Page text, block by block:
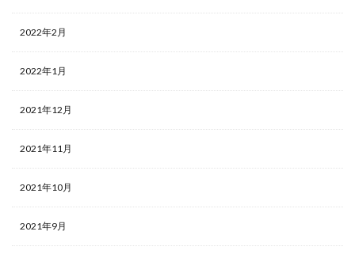
2022年2月
2022年1月
2021年12月
2021年11月
2021年10月
2021年9月